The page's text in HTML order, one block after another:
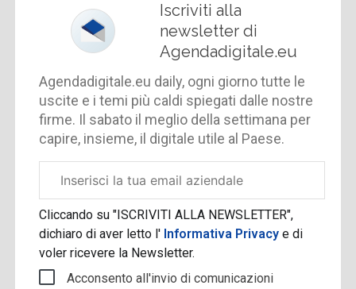
Iscriviti alla
newsletter di
Agendadigitale.eu
Agendadigitale.eu daily, ogni giorno tutte le
uscite e i temi più caldi spiegati dalle nostre
firme. Il sabato il meglio della settimana per
capire, insieme, il digitale utile al Paese.
aziendale
Cliccando su "ISCRIVITI ALLA NEWSLETTER",
dichiaro di aver letto l' Informativa Privacye di
voler ricevere la Newsletter.
Acconsento all'invio di comunicazioni